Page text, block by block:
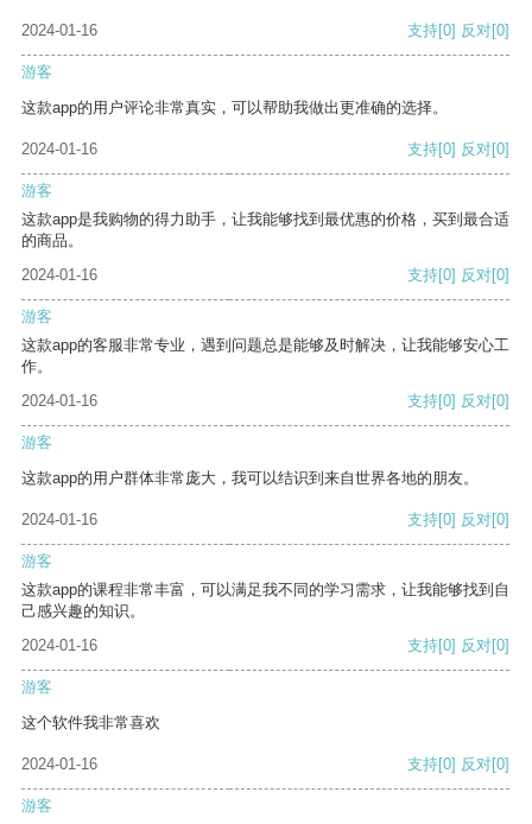
2024-01-16 支持[0] 反对[0]
游客
这款app的用户评论非常真实，可以帮助我做出更准确的选择。
2024-01-16 支持[0] 反对[0]
游客
这款app是我购物的得力助手，让我能够找到最优惠的价格，买到最合适
的商品。
2024-01-16
支持[0] 反对[0]
游客
这款app的客服非常专业，遇到问题总是能够及时解决，让我能够安心工
作。
2024-01-16
支持[0] 反对[0]
游客
这款app的用户群体非常庞大，我可以结识到来自世界各地的朋友。
2024-01-16 支持[0] 反对[0]
游客
这款app的课程非常丰富，可以满足我不同的学习需求，让我能够找到自
己感兴趣的知识。
2024-01-16
支持[0] 反对[0]
游客
这个软件我非常喜欢
2024-01-16 支持[0] 反对[0]
游客